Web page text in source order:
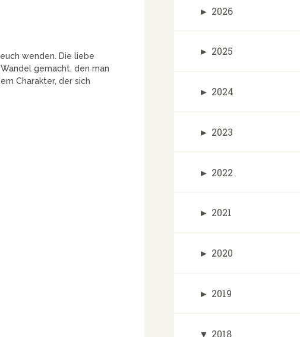
wenden. Die liebe
gemacht, den man
Charakter, der sich
► 2026
► 2025
► 2024
► 2023
► 2022
► 2021
► 2020
► 2019
▼ 2018